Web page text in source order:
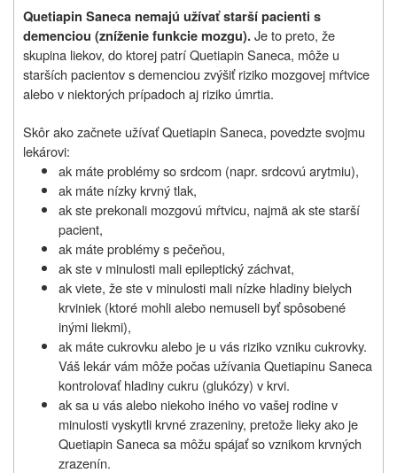
Quetiapin Saneca nemajú užívať starší pacienti s
demenciou (zníženie funkcie mozgu).Jeto preto, že
skupina liekov, do ktorej patrí Quetiapin Saneca, môže u
starších pacientov s demenciou zvýšiť riziko mozgovej mŕtvice
alebo v niektorých prípadoch aj riziko úmrtia.
Skôr ako začnete užívať Quetiapin Saneca, povedzte svojmu
lekárovi:
ak máte problémy so srdcom (napr. srdcovú arytmiu),
ak máte nízky krvný tlak,
ak ste prekonali mozgovú mŕtvicu, najmä ak ste starší
pacient,
ak máte problémy s pečeňou,
ak ste v minulosti mali epileptický záchvat,
ak viete, že ste v minulosti mali nízke hladiny bielych
krviniek (ktoré mohli alebo nemuseli byť spôsobené
inými liekmi),
ak máte cukrovku alebo je u vás riziko vzniku cukrovky.
Váš lekár vám môže počas užívania Quetiapinu Saneca
kontrolovať hladiny cukru (glukózy) v krvi.
ak sa u vás alebo niekoho iného vo vašej rodine v
minulosti vyskytli krvné zrazeniny, pretože lieky ako je
Quetiapin Saneca sa môžu spájať so vznikom krvných
zrazenín.